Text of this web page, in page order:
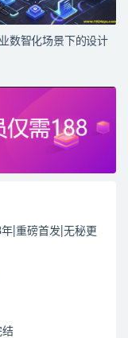
数智化场景下的设计
|重磅首发|无秘更
结